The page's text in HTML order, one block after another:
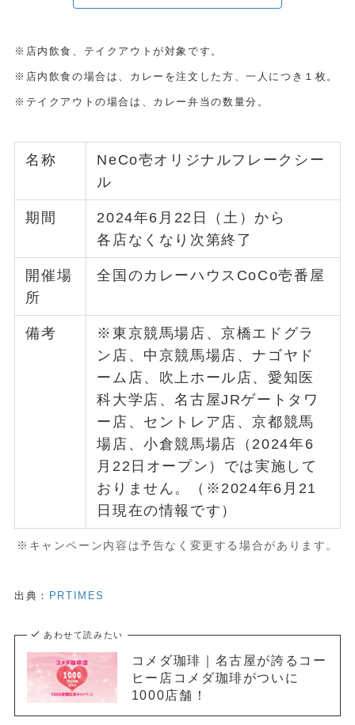
※店内飲食、テイクアウトが対象です。
※店内飲食の場合は、カレーを注文した方、一人につき１枚。
※テイクアウトの場合は、カレー弁当の数量分。
名称
NeCo壱オリジナルフレークシー
ル
期間
2024年6月22日（土）から
各店なくなり次第終了
開催場
所
全国のカレーハウスCoCo壱番屋
備考
※東京競馬場店、京橋エドグラ
ン店、中京競馬場店、ナゴヤド
ーム店、吹上ホール店、愛知医
科大学店、名古屋JRゲートタワ
ー店、セントレア店、京都競馬
場店、小倉競馬場店（2024年6
月22日オープン）では実施して
おりません。（※2024年6月21
日現在の情報です）
※キャンペーン内容は予告なく変更する場合があります。
出典： PRTIMES
あわせて読みたい
コメダ珈琲｜名古屋が誇るコー
ヒー店コメダ珈琲がついに
1000店舗！